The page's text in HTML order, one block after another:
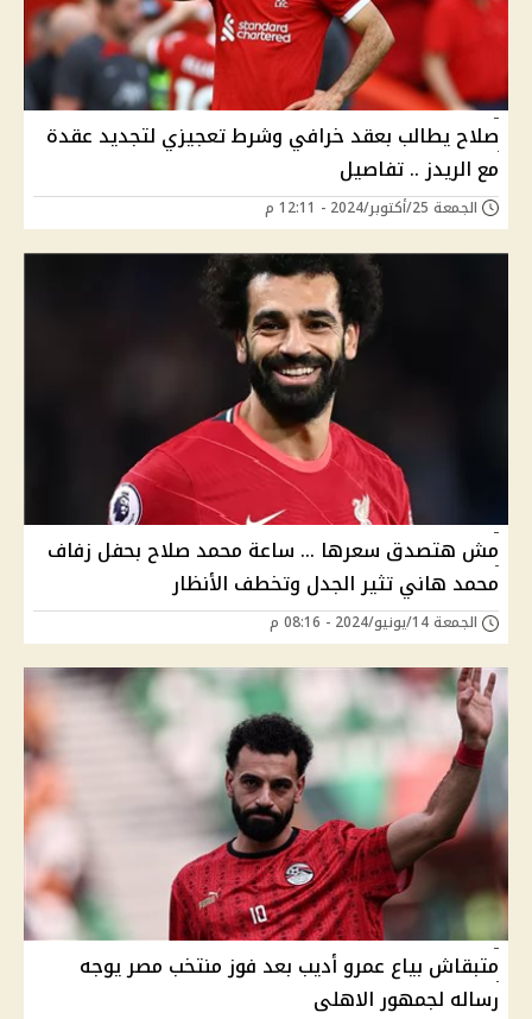
صلاح يطالب بعقد خرافي وشرط تعجيزي لتجديد عقدة
مع الريدز .. تفاصيل
الجمعة 25/أكتوبر/2024 - 12:11 م
مش هتصدق سعرها ... ساعة محمد صلاح بحفل زفاف
محمد هاني تثير الجدل وتخطف الأنظار
الجمعة 14/يونيو/2024 - 08:16 م
متبقاش بياع عمرو أديب بعد فوز منتخب مصر يوجه
رساله لجمهور الاهلى